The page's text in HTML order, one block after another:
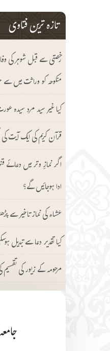
تازہ ترین فتاوی
رخصتی سے قبل شوہر کی
منکوحہ کو وراثت میں
کیا غیر سید مرد سیدہ
قرآن کریم کی ایک آیت
اگر نمازِ وتر میں
ادا ہوجائیں گے؟
عشاء کی نماز تاخیر سے
کیا تقدیر دعا سے تبدیل
مرحومہ کے زیور کی